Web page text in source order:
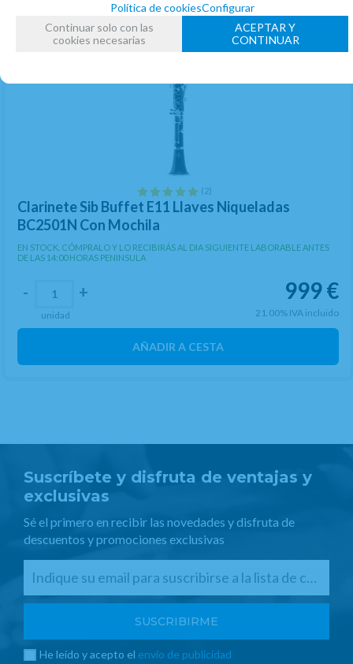
(2)
Clarinete Sib Buffet E11 Llaves Niqueladas
BC2501N Con Mochila
EN STOCK. CÓMPRALO Y LO RECIBIRÁS AL DIA SIGUIENTE LABORABLE ANTES
DE LAS 14:00 HORAS PENINSULA
999€
21.00% IVA incluido
- +
unidad
AÑADIR A CESTA
Suscríbete y disfruta de ventajas y
exclusivas
Sé el primero en recibir las novedades y disfruta de
descuentos y promociones exclusivas
He leído y acepto el envío de publicidad
Política de cookiesConfigurar
Continuar solo con las
cookies necesarias
ACEPTAR Y
CONTINUAR